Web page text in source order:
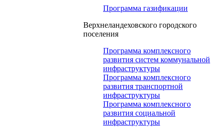
Программа газификации
Верхнеландеховского городского
поселения
Программа комплексного
развития систем коммунальной
инфраструктуры
Программа комплексного
развития транспортной
инфраструктуры
Программа комплексного
развития социальной
инфраструктуры